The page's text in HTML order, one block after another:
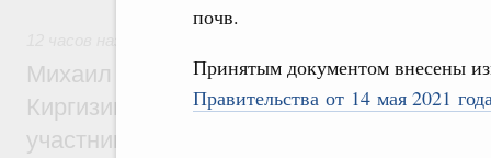
почв.
Принятым документом внесены
Правительства от 14 мая 2021
Михаил Мишустин принял участие во
Киргизии Садыра Жапарова с главами
участников заседания Евразийского